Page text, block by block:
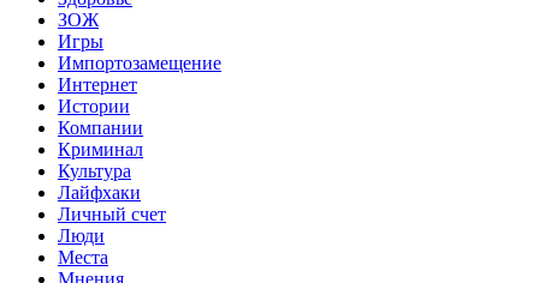
ЗОЖ
Игры
Импортозамещение
Интернет
Истории
Компании
Криминал
Культура
Лайфхаки
Личный счет
Люди
Места